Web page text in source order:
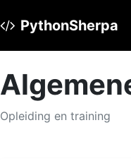
PythonSherpa
Opleiding en training